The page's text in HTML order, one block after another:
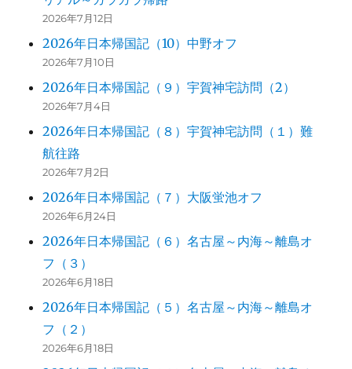
2026年7月12日
2026年日本帰国記（10）中野オフ
2026年7月10日
2026年日本帰国記（９）宇賀神宅訪問（2）
2026年7月4日
2026年日本帰国記（８）宇賀神宅訪問（１）難
航往路
2026年7月2日
2026年日本帰国記（７）大阪蛍池オフ
2026年6月24日
2026年日本帰国記（６）名古屋～内海～離島オ
フ（３）
2026年6月18日
2026年日本帰国記（５）名古屋～内海～離島オ
フ（２）
2026年6月18日